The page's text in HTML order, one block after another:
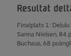
Resultat
Finalplats 1:
Sanna Nielsen, 84
Buchaus, 68